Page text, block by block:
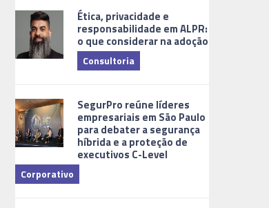
Ética, privacidade e
responsabilidade em ALPR:
o que considerar na adoção
Consultoria
SegurPro reúne líderes
empresariais em São Paulo
para debater a segurança
híbrida e a proteção de
executivos C-Level
Corporativo